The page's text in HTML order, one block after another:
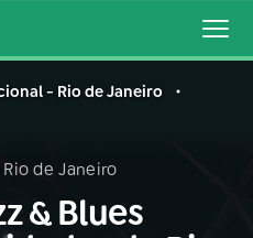
- Rio de Janeiro
de Janeiro
& Blues